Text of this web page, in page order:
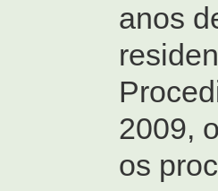
anos
2009,
os